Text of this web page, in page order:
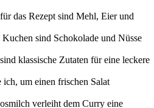
das Rezept sind Mehl, Eier und
sind Schokolade und Nüsse
klassische Zutaten für eine leckere
um einen frischen Salat
verleiht dem Curry eine